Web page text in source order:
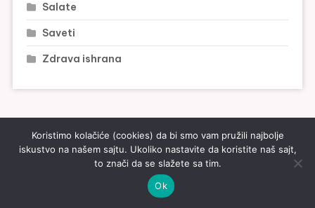
Salate
Saveti
Zdrava ishrana
Pridruži se Tegla zajednici i jednom nedeljno primi najlepše
recepte i savete za zdrav život.
Koristimo kolačiće (cookies) da bi smo vam pružili najbolje
iskustvo na našem sajtu. Ukoliko nastavite da koristite naš sajt,
to znači da se slažete sa tim.
Ok